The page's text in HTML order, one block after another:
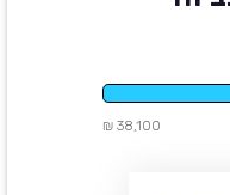
38,100 ₪